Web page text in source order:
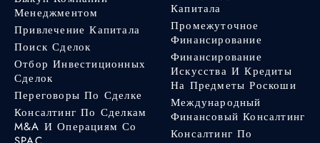
Менеджментом
Привлечение Капитала
Поиск Сделок
Отбор Инвестиционных
Сделок
Переговоры По Сделке
Консалтинг По Сделкам
M&A И Операциям Со
Капитала
Промежуточное
Финансирование
Финансирование
Искусства И Кредиты
На Предметы Роскоши
Международный
Финансовый Консалтинг
Консалтинг По